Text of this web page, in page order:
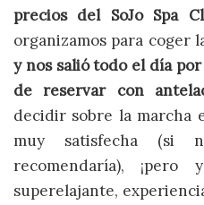
precios del SoJo Spa
organizamos para coger
y nos salió todo el día
de reservar con
decidir sobre la marcha
muy satisfecha
recomendaría),
superelajante,